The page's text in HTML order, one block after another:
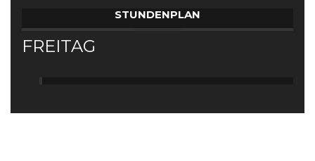
STUNDENPLAN
FREITAG